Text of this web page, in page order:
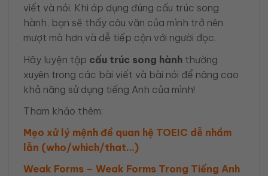
viết và nói. Khi áp dụng đúng cấu trúc song
hành, bạn sẽ thấy câu văn của mình trở nên
mượt mà hơn và dễ tiếp cận với người đọc.
Hãy luyện tập cấu trúc song hành thường
xuyên trong các bài viết và bài nói để nâng cao
khả năng sử dụng tiếng Anh của mình!
Tham khảo thêm:
Mẹo xử lý mệnh đề quan hệ TOEIC dễ nhầm
lẫn (who/which/that…)
Weak Forms – Weak Forms Trong Tiếng Anh